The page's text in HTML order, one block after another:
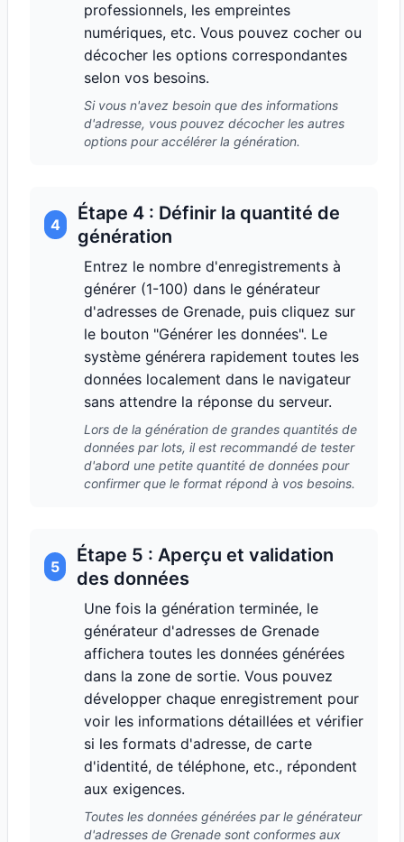
professionnels, les empreintes
numériques, etc. Vous pouvez cocher ou
décocher les options correspondantes
selon vos besoins.
Si vous n'avez besoin que des informations
d'adresse, vous pouvez décocher les autres
options pour accélérer la génération.
4
Étape 4 : Définir la quantité de
génération
Entrez le nombre d'enregistrements à
générer (1-100) dans le générateur
d'adresses de Grenade, puis cliquez sur
le bouton "Générer les données". Le
système générera rapidement toutes les
données localement dans le navigateur
sans attendre la réponse du serveur.
Lors de la génération de grandes quantités de
données par lots, il est recommandé de tester
d'abord une petite quantité de données pour
confirmer que le format répond à vos besoins.
5
Étape 5 : Aperçu et validation
des données
Une fois la génération terminée, le
générateur d'adresses de Grenade
affichera toutes les données générées
dans la zone de sortie. Vous pouvez
développer chaque enregistrement pour
voir les informations détaillées et vérifier
si les formats d'adresse, de carte
d'identité, de téléphone, etc., répondent
aux exigences.
Toutes les données générées par le générateur
d'adresses de Grenade sont conformes aux